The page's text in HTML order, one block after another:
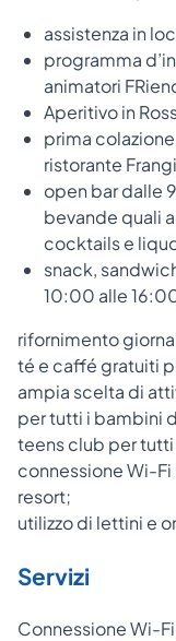
assistenza in
programma
animatori
Aperitivo in
prima
ristorante
open bar dalle
bevande quali
cocktails e
snack,
10:00 alle
rifornimento
té e caffé gratuiti
ampia scelta di
per tutti i bambini
teens club per tutti
connessione Wi-Fi
resort;
utilizzo di lettini e
Servizi
Connessione Wi-